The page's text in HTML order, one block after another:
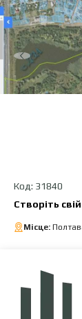
Код: 31840
Створіть
Місце: